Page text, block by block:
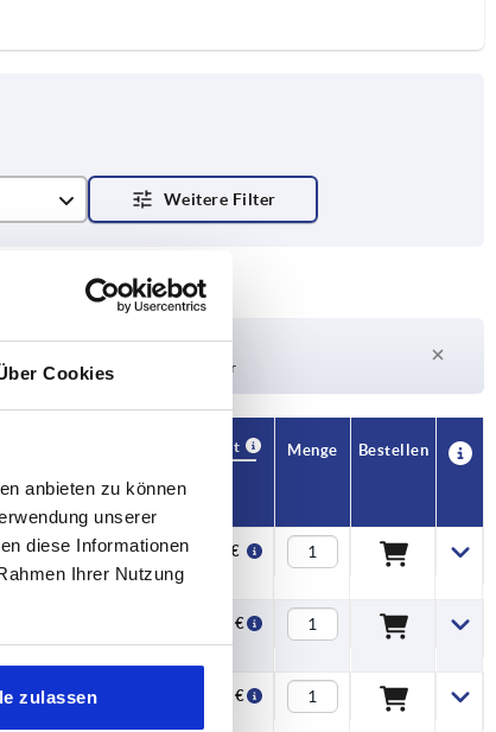
Cookies
anbieten zu können
unserer
diese Informationen
Ihrer Nutzung
zulassen
Lieferzeit auf Anfrage
Derzeit nicht auf Lager
Verfügbarkeit
Menge Bestellen
5 1,8 96,32 €
106,62 €
6 2,5 123,17 €